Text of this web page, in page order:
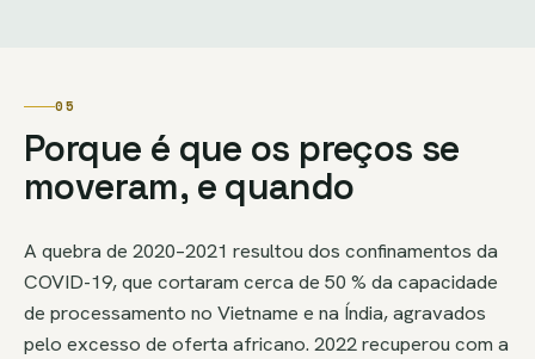
05
Porque é que os preços se
moveram, e quando
A quebra de 2020–2021 resultou dos confinamentos da
COVID-19, que cortaram cerca de 50 % da capacidade
de processamento no Vietname e na Índia, agravados
pelo excesso de oferta africano. 2022 recuperou com a